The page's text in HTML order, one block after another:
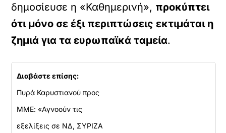
δημοσίευσε η «Καθημερινή», προκύπτει
ότι μόνο σε έξι περιπτώσεις εκτιμάται η
ζημιά για τα ευρωπαϊκά ταμεία.
Διαβάστε επίσης:
Πυρά Καρυστιανού προς
ΜΜΕ: «Αγνοούν τις
εξελίξεις σε ΝΔ, ΣΥΡΙΖΑ